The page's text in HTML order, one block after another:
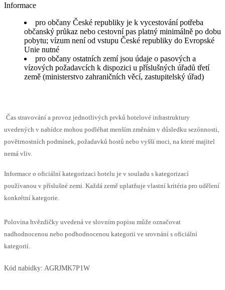
Informace
pro občany České republiky je k vycestování potřeba
občanský průkaz nebo cestovní pas platný minimálně po dobu
pobytu; vízum není od vstupu České republiky do Evropské
Unie nutné
pro občany ostatních zemí jsou údaje o pasových a
vízových požadavcích k dispozici u příslušných úřadů třetí
země (ministerstvo zahraničních věcí, zastupitelský úřad)
Čas stravování a provoz jednotlivých prvků hotelové infrastruktury
uvedených v nabídce mohou podléhat menším změnám v důsledku sezónnosti,
povětrnostních podmínek, požadavků hostů nebo vyšší moci, na které majitel
nemá vliv.
Informace o oficiální kategorizaci hotelu je v souladu s kategorizací
používanou v příslušné zemi. Každá země uplatňuje vlastní kritéria pro udělení
konkrétní kategorie.
Polovina hvězdičky uvedená ve slovním popisu může označovat
nadhodnocenou nebo podhodnocenou kategorii ve srovnání s oficiální
kategorií.
Kód nabídky: AGRJMK7P1W